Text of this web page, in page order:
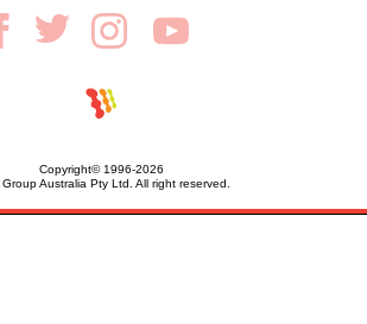
Copyright© 1996-2026
Australia Pty Ltd. All right reserved.